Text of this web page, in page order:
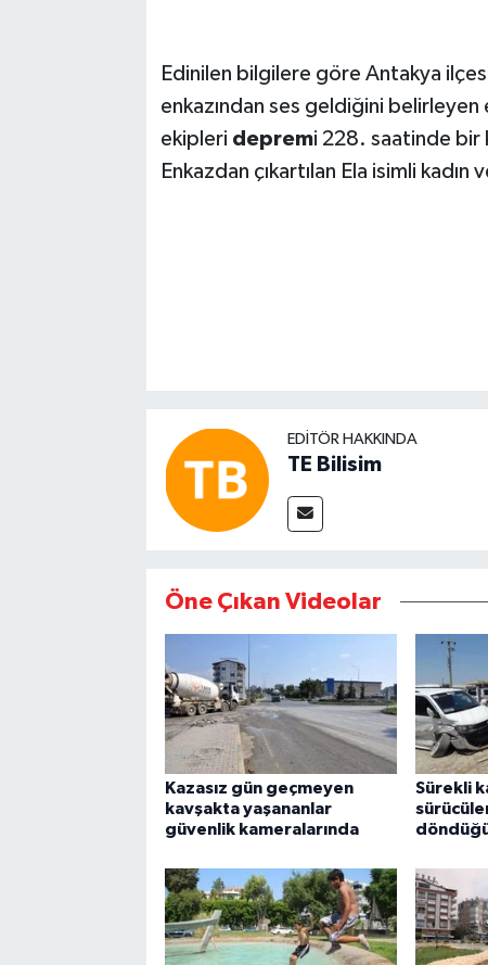
Edinilen bilgilere göre Antakya
enkazından ses geldiğini
ekipleri depremi 228. saatinde bir
Enkazdan çıkartılan Ela isimli
EDITÖR HAKKINDA
TE Bilisim
Öne Çıkan Videolar
Kazasız gün geçmeyen
kavşakta yaşananlar
güvenlik kameralarında
Sürekli